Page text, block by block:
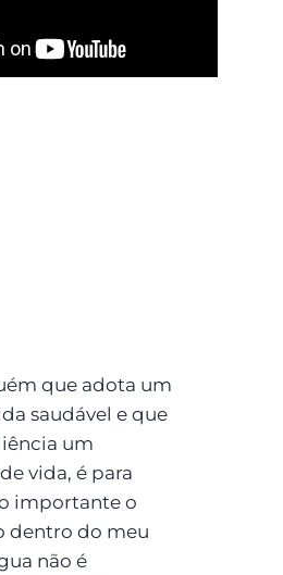
que adota um
saudável e que
um
vida, é para
importante o
dentro do meu
não é